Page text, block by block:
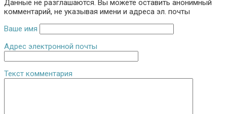
Данные не разглашаются. Вы можете оставить анонимный
комментарий, не указывая имени и адреса эл. почты
Ваше имя
Адрес электронной почты
Текст комментария